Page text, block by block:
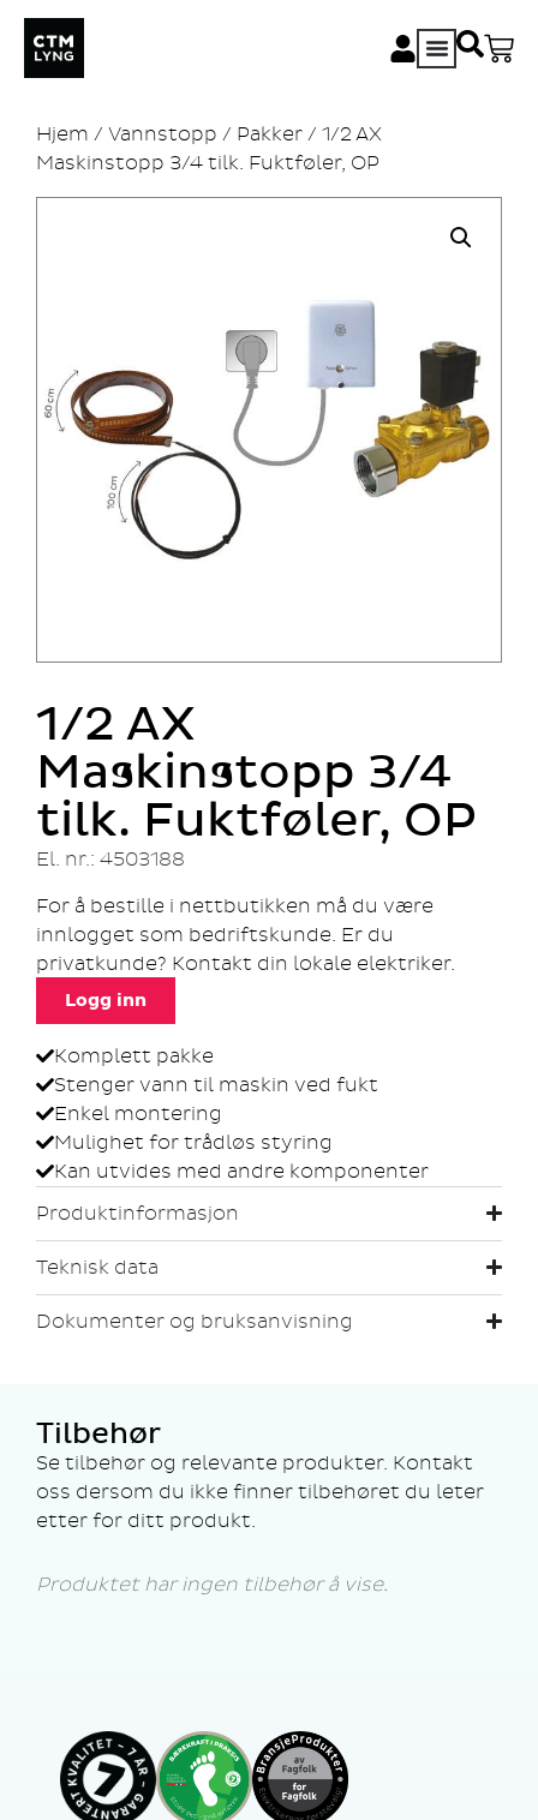
Hjem / Vannstopp / Pakker / 1/2 AX
Maskinstopp 3/4 tilk. Fuktføler, OP
1/2 AX
Maskinstopp 3/4
tilk. Fuktføler, OP
El. nr.: 4503188
For å bestille i nettbutikken må du være
innlogget som bedriftskunde. Er du
privatkunde? Kontakt din lokale elektriker.
Logg inn
Komplett pakke
Stenger vann til maskin ved fukt
Enkel montering
Mulighet for trådløs styring
Kan utvides med andre komponenter
Produktinformasjon
Teknisk data
Dokumenter og bruksanvisning
Tilbehør
Se tilbehør og relevante produkter. Kontakt
oss dersom du ikke finner tilbehøret du leter
etter for ditt produkt.
Produktet har ingen tilbehør å vise.